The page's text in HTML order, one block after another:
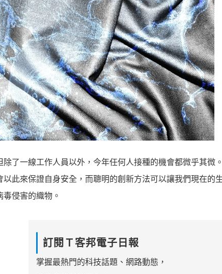
了一線工作人員以外，今年任何人接種的機會都微乎其微
此來保證自身安全，而聰明的創新方法可以讓我們現在的
侵害的織物。
訂閱Ｔ客邦電子日報
掌握最熱門的科技話題、網路動態，